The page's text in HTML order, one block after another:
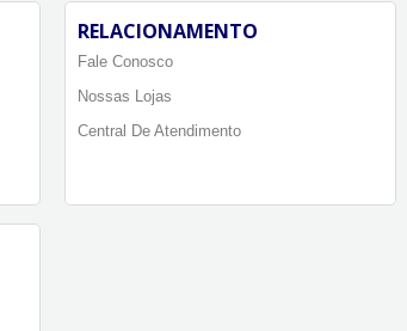
RELACIONAMENTO
Fale Conosco
Nossas Lojas
Central De Atendimento